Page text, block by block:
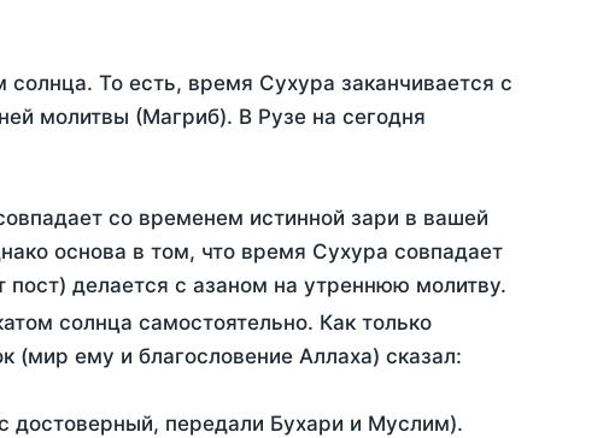
То есть, время Сухура заканчивается с
молитвы (Магриб). В Рузе на сегодня
со временем истинной зари в вашей
основа в том, что время Сухура совпадает
делается с азаном на утреннюю молитву.
солнца самостоятельно. Как только
(мир ему и благословение Аллаха) сказал:
достоверный, передали Бухари и Муслим).